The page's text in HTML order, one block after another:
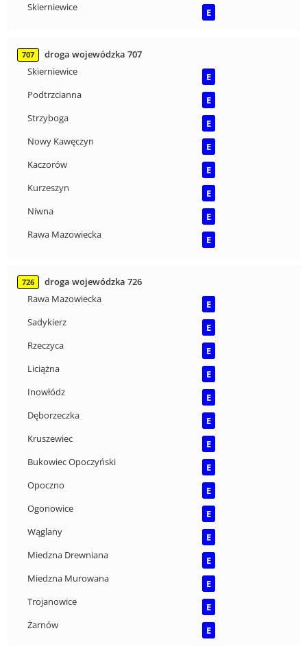
Skierniewice
E
707
droga wojewódzka 707
Skierniewice
E
Podtrzcianna
E
Strzyboga
E
Nowy Kawęczyn
E
Kaczorów
E
Kurzeszyn
E
Niwna
E
Rawa Mazowiecka
E
726
droga wojewódzka 726
Rawa Mazowiecka
E
Sadykierz
E
Rzeczyca
E
Liciążna
E
Inowłódz
E
Dęborzeczka
E
Kruszewiec
E
Bukowiec Opoczyński
E
Opoczno
E
Ogonowice
E
Wąglany
E
Miedzna Drewniana
E
Miedzna Murowana
E
Trojanowice
E
Żarnów
E